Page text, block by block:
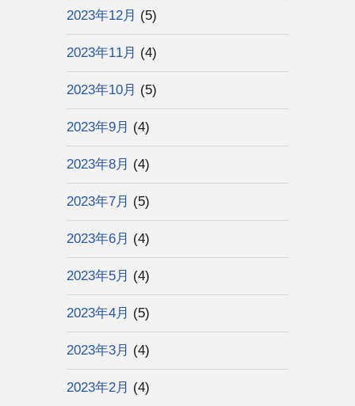
2023年12月 (5)
2023年11月 (4)
2023年10月 (5)
2023年9月 (4)
2023年8月 (4)
2023年7月 (5)
2023年6月 (4)
2023年5月 (4)
2023年4月 (5)
2023年3月 (4)
2023年2月 (4)